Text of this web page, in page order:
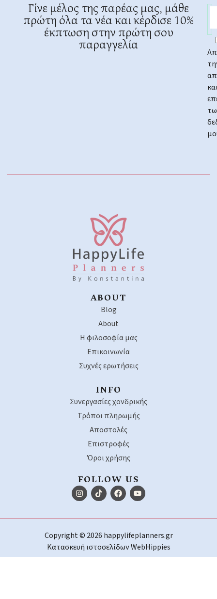
Γίνε μέλος της παρέας μας, μάθε
πρώτη όλα τα νέα και κέρδισε 10%
έκπτωση στην πρώτη σου
παραγγελία
ABOUT
Blog
About
Η φιλοσοφία μας
Επικοινωνία
Συχνές ερωτήσεις
INFO
Συνεργασίες χονδρικής
Τρόποι πληρωμής
Αποστολές
Επιστροφές
Όροι χρήσης
FOLLOW US
Copyright © 2026 happylifeplanners.gr
Κατασκευή ιστοσελίδωνWebHippies